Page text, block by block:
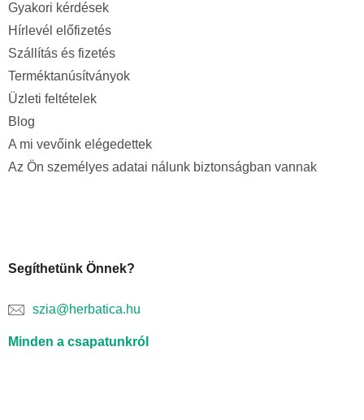
Gyakori kérdések
Hírlevél előfizetés
Szállítás és fizetés
Terméktanúsítványok
Üzleti feltételek
Blog
A mi vevőink elégedettek
Az Ön személyes adatai nálunk biztonságban vannak
Segíthetünk Önnek?
szia@herbatica.hu
Minden a csapatunkról